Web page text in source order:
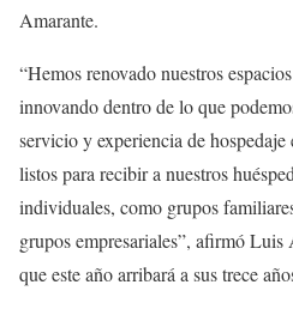
Amarante.
“Hemos renovado nuestros
innovando dentro de lo que
servicio y experiencia de
listos para recibir a nuestros
individuales, como grupos
grupos empresariales”, afirmó Luis
que este año arribará a sus trece